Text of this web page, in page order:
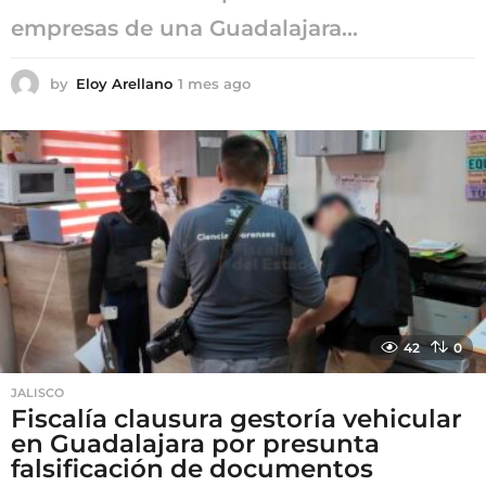
empresas de una Guadalajara...
by Eloy Arellano 1 mes ago
s
g
o
42 0
JALISCO
Fiscalía clausura gestoría vehicular
en Guadalajara por presunta
falsificación de documentos